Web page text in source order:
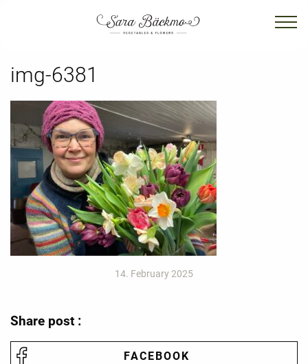
img-6381
14. February 2025
Share post :
FACEBOOK